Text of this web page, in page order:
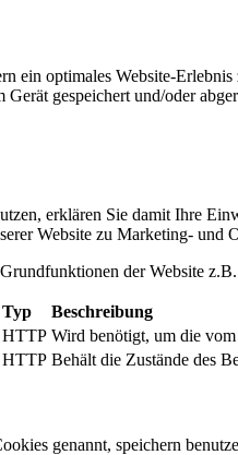
ein optimales Website-
gespeichert und/oder
erklären Sie damit Ihre
Website zu Marketing-
der Website
Typ Beschreibung
HTTP Wird benötigt, um die
HTTP Behält die Zustände des
genannt, speichern